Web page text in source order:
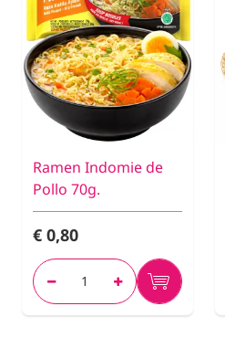
Ramen Indomie de
Pollo 70g.
€ 0,80